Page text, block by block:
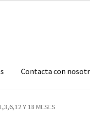
Contacta con
Y 18 MESES